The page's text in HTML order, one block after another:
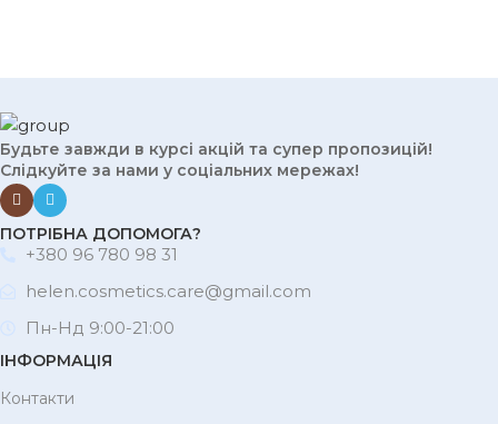
Будьте завжди в курсі акцій та супер пропозицій!
Слідкуйте за нами у соціальних мережах!
ПОТРІБНА ДОПОМОГА?
+380 96 780 98 31
helen.cosmetics.care@gmail.com
Пн-Нд 9:00-21:00
ІНФОРМАЦІЯ
Контакти